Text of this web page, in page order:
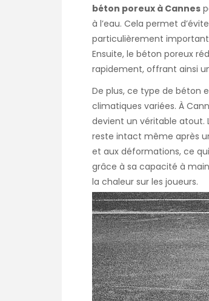
béton poreux à Cannes
à l’eau. Cela permet
particulièrement important
Ensuite, le béton poreux
rapidement, offrant ainsi
De plus, ce type de béton
climatiques variées. À
devient un véritable atout.
reste intact même après
et aux déformations, ce
grâce à sa capacité à
la chaleur sur les joueurs.